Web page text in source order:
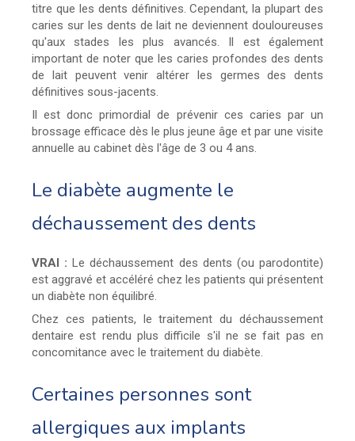
titre que les dents définitives. Cependant, la plupart des
caries sur les dents de lait ne deviennent douloureuses
qu'aux stades les plus avancés. Il est également
important de noter que les caries profondes des dents
de lait peuvent venir altérer les germes des dents
définitives sous-jacents.
Il est donc primordial de prévenir ces caries par un
brossage efficace dès le plus jeune âge et par une visite
annuelle au cabinet dès l'âge de 3 ou 4 ans.
Le diabète augmente le
déchaussement des dents
VRAI :Le déchaussement des dents (ou parodontite)
est aggravé et accéléré chez les patients qui présentent
un diabète non équilibré.
Chez ces patients, le traitement du déchaussement
dentaire est rendu plus difficile s'il ne se fait pas en
concomitance avec le traitement du diabète.
Certaines personnes sont
allergiques aux implants